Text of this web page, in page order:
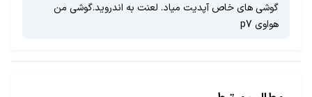
گوشی های خاص آپدیت میاد. لعنت به اندروید.گوشی من
هواوی p7